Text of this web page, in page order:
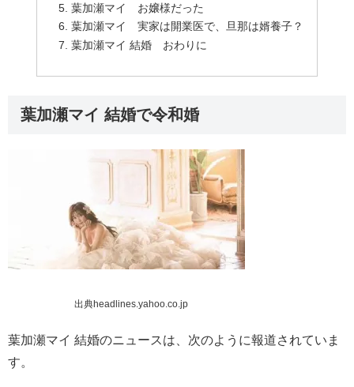
葉加瀬マイ お嬢様だった
葉加瀬マイ 実家は開業医で、旦那は婿養子？
葉加瀬マイ 結婚 おわりに
葉加瀬マイ 結婚で令和婚
出典headlines.yahoo.co.jp
葉加瀬マイ 結婚のニュースは、次のように報道されていま
す。